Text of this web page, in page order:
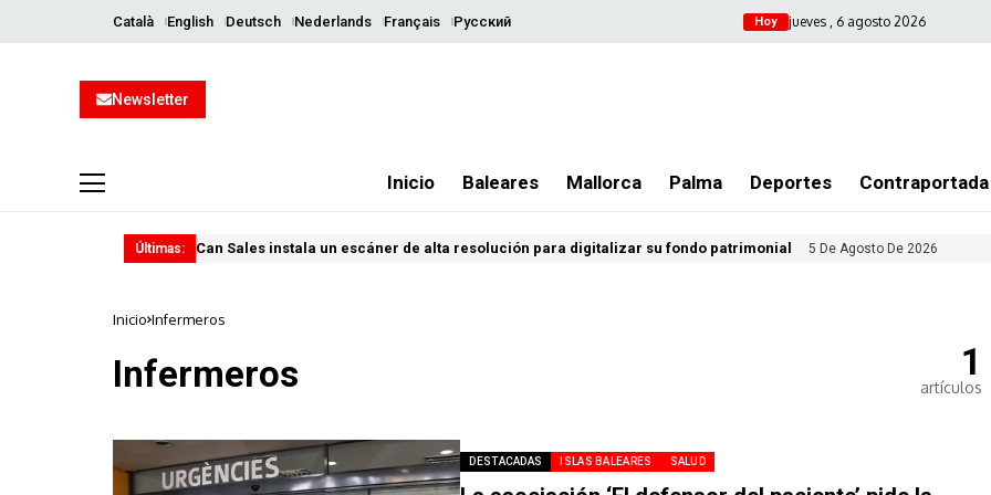
Català English Deutsch Nederlands Français Русский Hoy jueves , 6 agosto 2026
Newsletter
Inicio Baleares Mallorca Palma Deportes Contraportada
Últimas: Can Sales instala un escáner de alta resolución para digitalizar su fondo patrimonial 5 De Agosto De 2026
Inicio Infermeros
Infermeros 1
artículos
DESTACADAS ISLAS BALEARES SALUD